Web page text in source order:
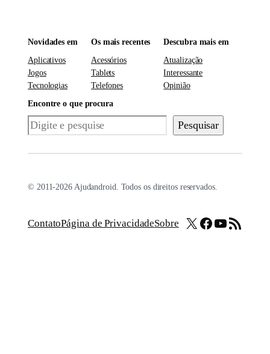
Novidades em
Aplicativos
Jogos
Tecnologias
Os mais recentes
Acessórios
Tablets
Telefones
Descubra mais em
Atualização
Interessante
Opinião
Encontre o que procura
Pesquisar Pesquisar
© 2011-2026 Ajudandroid. Todos os direitos reservados.
ContatoPágina de PrivacidadeSobre X Facebook
Youtube
Feed RSS